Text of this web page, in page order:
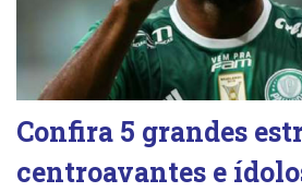
Confira 5 grandes
centroavantes e